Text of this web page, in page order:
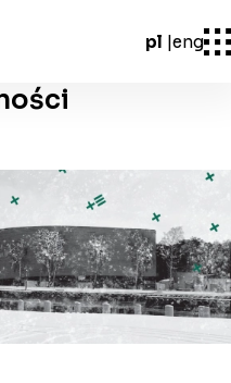
pl eng